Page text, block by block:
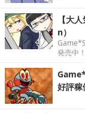
【大
n）
発売中！
好評稼